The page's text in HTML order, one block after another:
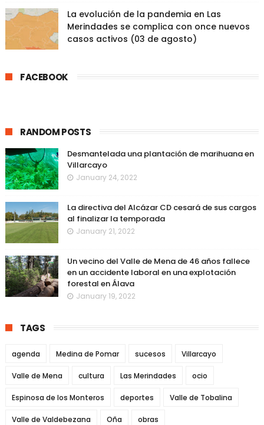
La evolución de la pandemia en Las
Merindades se complica con once nuevos
casos activos (03 de agosto)
FACEBOOK
RANDOM POSTS
Desmantelada una plantación de marihuana en
Villarcayo
January 24, 2022
La directiva del Alcázar CD cesará de sus cargos
al finalizar la temporada
January 21, 2022
Un vecino del Valle de Mena de 46 años fallece
en un accidente laboral en una explotación
forestal en Álava
January 19, 2022
TAGS
agenda Medina de Pomar sucesos Villarcayo
Valle de Mena cultura Las Merindades ocio
Espinosa de los Monteros deportes Valle de Tobalina
Valle de Valdebezana Oña obras